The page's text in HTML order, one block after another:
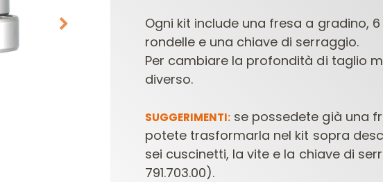
SET DI FRESE PER
ELETTROFRESATRICI
FRESE PER
ELETTROFRESATRICI
Ogni kit include una fresa a gradino,
rondelle e una chiave di serraggio.
Per cambiare la profondità di taglio
diverso.
SUGGERIMENTI: se possedete già una
potete trasformarla nel kit sopra
sei cuscinetti, la vite e la chiave di
791.703.00).